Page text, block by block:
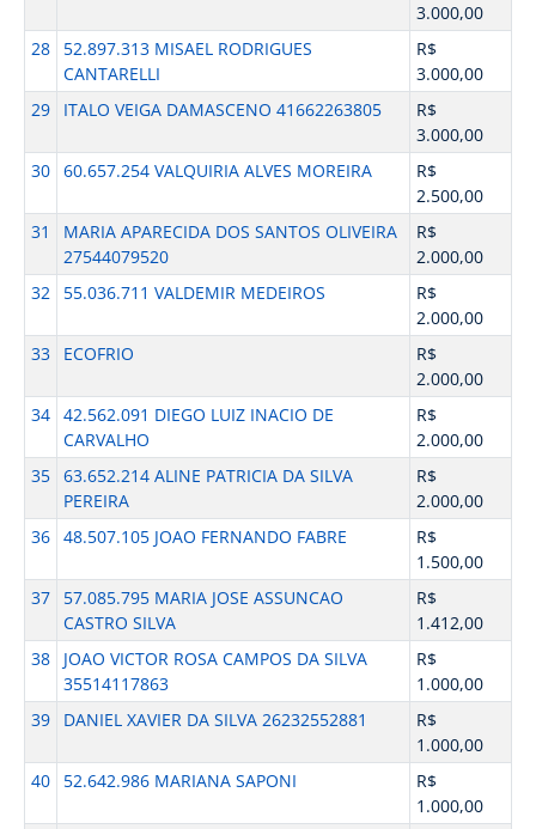
3.000,00
28
52.897.313 MISAEL RODRIGUES
CANTARELLI
R$
3.000,00
29
ITALO VEIGA DAMASCENO 41662263805
R$
3.000,00
30 60.657.254 VALQUIRIA ALVES MOREIRA
R$
2.500,00
31
MARIA APARECIDA DOS SANTOS OLIVEIRA
27544079520
R$
2.000,00
32
55.036.711 VALDEMIR MEDEIROS
R$
2.000,00
33
ECOFRIO
R$
2.000,00
34 42.562.091 DIEGO LUIZ INACIO DE
CARVALHO
R$
2.000,00
35 63.652.214 ALINE PATRICIA DA SILVA
PEREIRA
R$
2.000,00
36 48.507.105 JOAO FERNANDO FABRE
R$
1.500,00
37
57.085.795 MARIA JOSE ASSUNCAO
CASTRO SILVA
R$
1.412,00
38
JOAO VICTOR ROSA CAMPOS DA SILVA
35514117863
R$
1.000,00
39
DANIEL XAVIER DA SILVA 26232552881
R$
1.000,00
40
52.642.986 MARIANA SAPONI
R$
1.000,00